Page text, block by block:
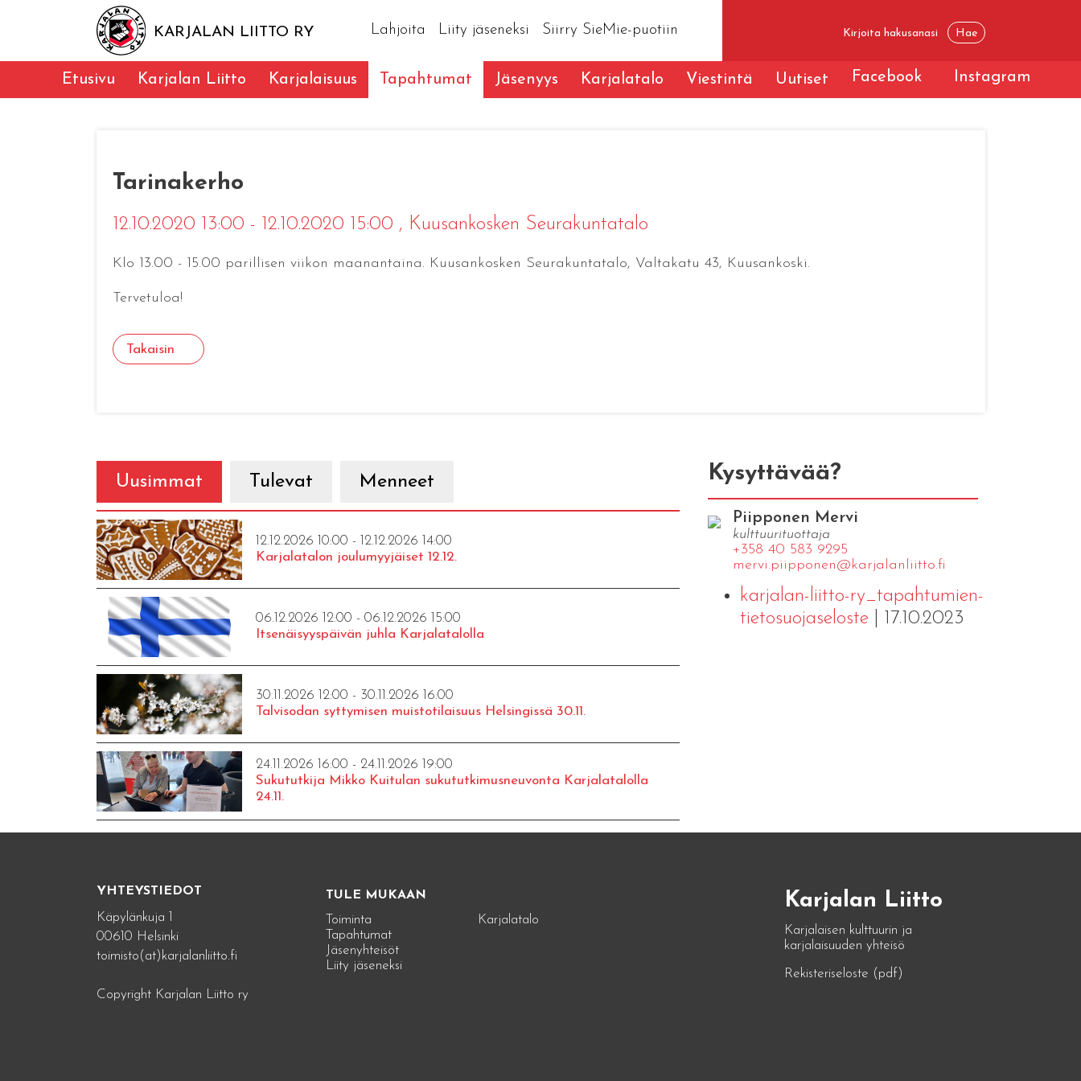
KARJALAN LIITTO RY Lahjoita Liity jäseneksi Siirry SieMie-puotiin
Etusivu Karjalan Liitto Karjalaisuus Tapahtumat Jäsenyys Karjalatalo Viestintä Uutiset Facebook Instagram
Tarinakerho
12.10.2020 13:00 - 12.10.2020 15:00 , Kuusankosken Seurakuntatalo
Klo 13.00 - 15.00 parillisen viikon maanantaina. Kuusankosken Seurakuntatalo, Valtakatu 43, Kuusankoski.
Tervetuloa!
Takaisin
Uusimmat Tulevat Menneet
12.12.2026 10:00 - 12.12.2026 14:00
Karjalatalon joulumyyjäiset 12.12.
06.12.2026 12:00 - 06.12.2026 15:00
Itsenäisyyspäivän juhla Karjalatalolla
30.11.2026 12:00 - 30.11.2026 16:00
Talvisodan syttymisen muistotilaisuus Helsingissä 30.11.
24.11.2026 16:00 - 24.11.2026 19:00
Sukututkija Mikko Kuitulan sukututkimusneuvonta Karjalatalolla
24.11.
Kysyttävää?
Piipponen Mervi
kulttuurituottaja
+358 40 583 9295
mervi.​piipponen@​kar​jala​nlii​tto.​fi
karjalan-liitto-ry_tapahtumien-
tietosuojaseloste| 17.10.2023
YHTEYSTIEDOT
Käpylänkuja 1
00610 Helsinki
toimisto(at)karjalanliitto.fi
Copyright Karjalan Liitto ry
TULE MUKAAN
Toiminta
Tapahtumat
Jäsenyhteisöt
Liity jäseneksi
Karjalatalo
Karjalan Liitto
Karjalaisen kulttuurin ja
karjalaisuuden yhteisö
Rekisteriseloste (pdf)